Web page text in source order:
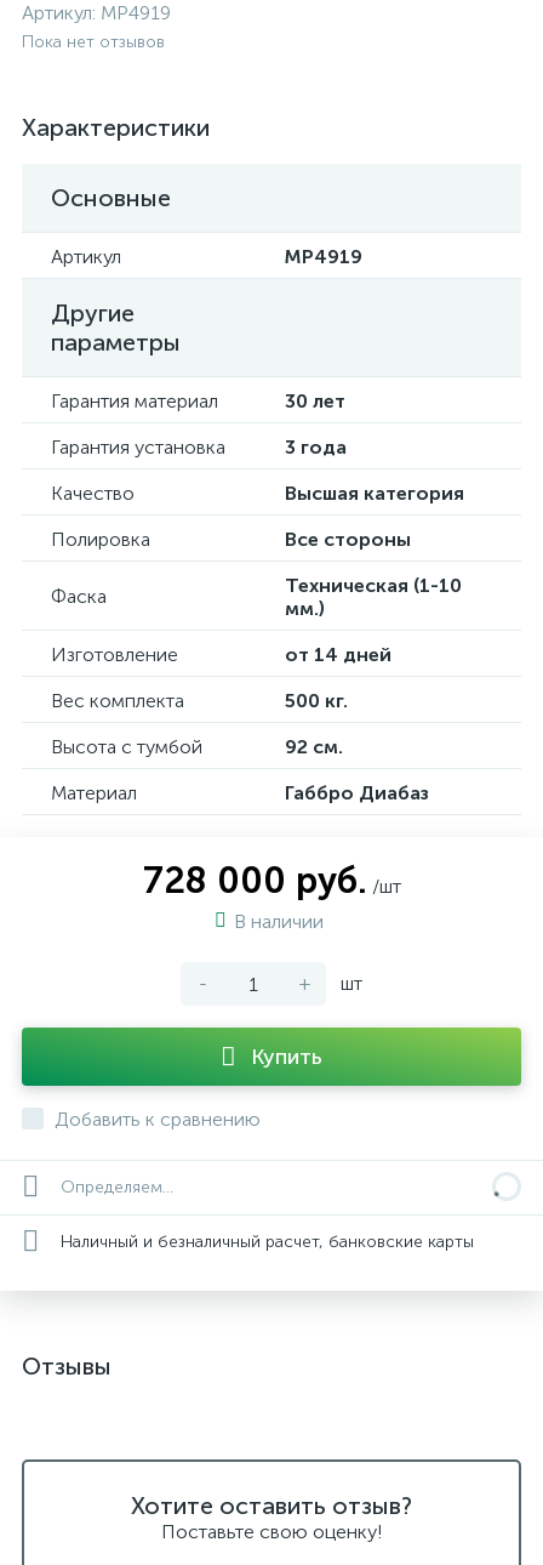
Артикул: MP4919
Пока нет отзывов
Характеристики
Основные
Артикул MP4919
Другие
параметры
Гарантия материал
30 лет
Гарантия установка
3 года
Качество
Высшая категория
Полировка
Все стороны
Фаска
Техническая (1-10
мм.)
Изготовление
от 14 дней
Вес комплекта
500 кг.
Высота с тумбой
92 см.
Материал
Габбро Диабаз
728 000 руб. /шт
В наличии
- + шт
Купить
Добавить к сравнению
Определяем...
Наличный и безналичный расчет, банковские карты
Отзывы
Хотите оставить отзыв?
Поставьте свою оценку!